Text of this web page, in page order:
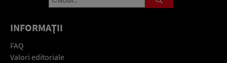
INFORMAŢII
FAQ
Valori editoriale